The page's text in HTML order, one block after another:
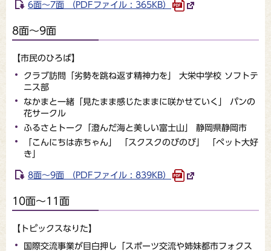
6面～7面 （PDFファイル : 365KB）
8面～9面
【市民のひろば】
クラブ訪問「劣勢を跳ね返す精神力を」 大栄中学校 ソフトテ
ニス部
なかまと一緒「見たまま感じたままに咲かせていく」 パンの
花サークル
ふるさとトーク「澄んだ海と美しい富士山」 静岡県静岡市
「こんにちは赤ちゃん」 「スクスクのびのび」 「ペット大好
き」
8面～9面 （PDFファイル : 839KB）
10面～11面
【トピックスなりた】
国際交流事業が目白押し「スポーツ交流や姉妹都市フォクス